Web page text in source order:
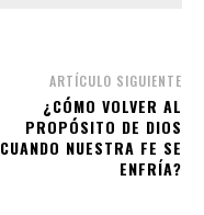
ARTÍCULO SIGUIENTE
¿CÓMO VOLVER AL
PROPÓSITO DE DIOS
CUANDO NUESTRA FE SE
ENFRÍA?